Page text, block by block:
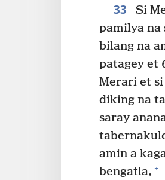
33
Si
pamilya na
bilang na
patagey et
Merari et
diking na
saray
amin a
bengatla, +